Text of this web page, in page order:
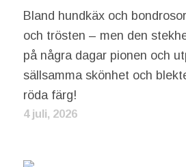
Bland hundkäx och
och trösten – men den
på några dagar pionen och
sällsamma skönhet och
röda färg!
4 juli, 2026